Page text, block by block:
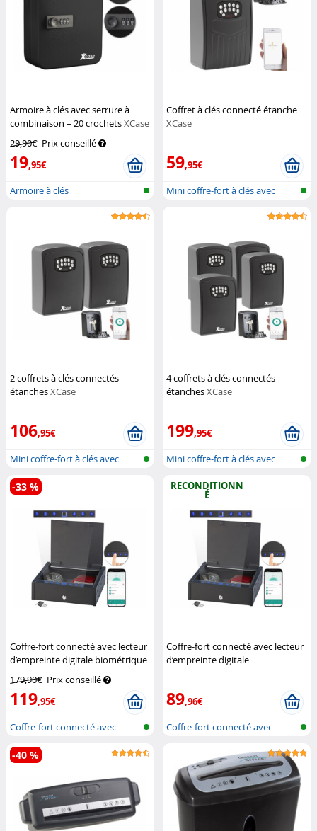
Armoire à clés avec serrure à
combinaison – 20 crochetsXCase
29,90€ Prix conseillé
19,95€
Armoire à clés
Coffret à clés connecté étanche
XCase
59,95€
Mini coffre-fort à clés avec
2 coffrets à clés connectés
étanchesXCase
106,95€
Mini coffre-fort à clés avec
blueto...
4 coffrets à clés connectés
étanchesXCase
199,95€
Mini coffre-fort à clés avec
Coffre-fort connecté avec lecteur
d’empreinte digitale biométrique
179,90€ Prix conseillé
119,95€
-33 %
Coffre-fort connecté avec
reconnais...
RECONDITIONN
É
Coffre-fort connecté avec lecteur
d’empreinte digitale
89,96€
Coffre-fort connecté avec
-40 %